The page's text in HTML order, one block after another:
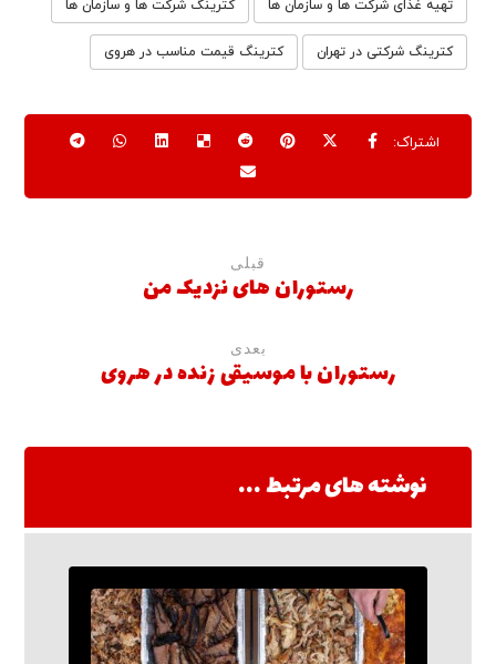
تهیه غذای شرکت ها و سازمان ها کترینگ شرکت ها و سازمان ها
کترینگ شرکتی در تهران کترینگ قیمت مناسب در هروی
قبلی
رستوران های نزدیک من
بعدی
رستوران با موسیقی زنده در هروی
نوشته های مرتبط ...